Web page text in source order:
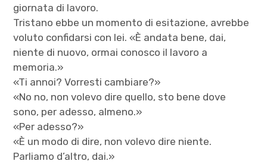
giornata di lavoro.
Tristano ebbe un momento di esitazione, avrebbe
voluto confidarsi con lei. «È andata bene, dai,
niente di nuovo, ormai conosco il lavoro a
memoria.»
«Ti annoi? Vorresti cambiare?»
«No no, non volevo dire quello, sto bene dove
sono, per adesso, almeno.»
«Per adesso?»
«È un modo di dire, non volevo dire niente.
Parliamo d’altro, dai.»